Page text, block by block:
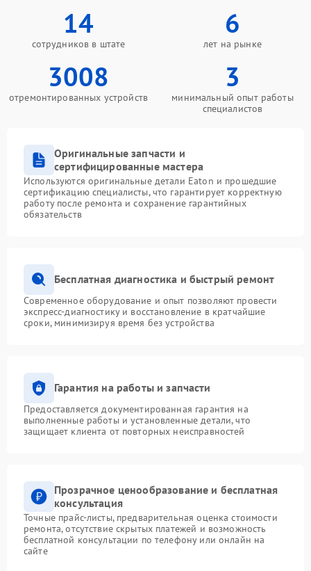
14
сотрудников в штате
6
лет на рынке
3008
отремонтированных устройств
3
минимальный опыт работы
специалистов
Оригинальные запчасти и
сертифицированные мастера
Используются оригинальные детали Eaton и прошедшие
сертификацию специалисты, что гарантирует корректную
работу после ремонта и сохранение гарантийных
обязательств
Бесплатная диагностика и быстрый ремонт
Современное оборудование и опыт позволяют провести
экспресс-диагностику и восстановление в кратчайшие
сроки, минимизируя время без устройства
Гарантия на работы и запчасти
Предоставляется документированная гарантия на
выполненные работы и установленные детали, что
защищает клиента от повторных неисправностей
Прозрачное ценообразование и бесплатная
консультация
Точные прайс-листы, предварительная оценка стоимости
ремонта, отсутствие скрытых платежей и возможность
бесплатной консультации по телефону или онлайн на
сайте